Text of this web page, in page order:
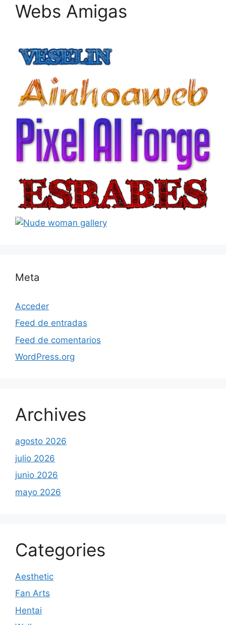
Webs Amigas
Meta
Acceder
Feed de entradas
Feed de comentarios
WordPress.org
Archives
agosto 2026
julio 2026
junio 2026
mayo 2026
Categories
Aesthetic
Fan Arts
Hentai